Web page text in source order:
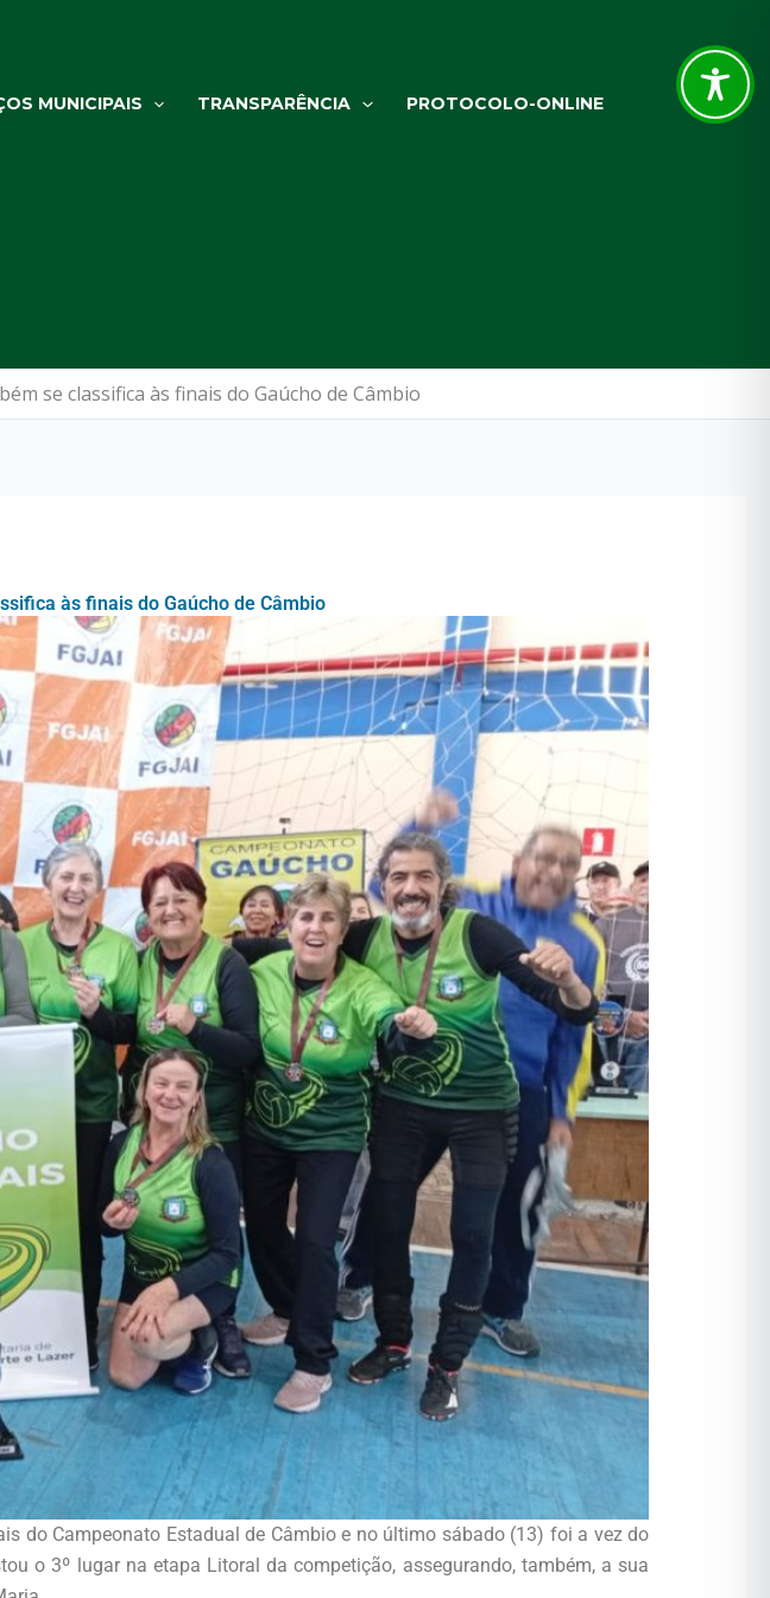
MUNICIPAIS TRANSPARÊNCIA PROTOCOLO-ONLINE
se classifica às finais do Gaúcho de Câmbio
às finais do Gaúcho de Câmbio
do Campeonato Estadual de Câmbio e no último sábado (13) foi a vez do
o 3º lugar na etapa Litoral da competição, assegurando, também, a sua